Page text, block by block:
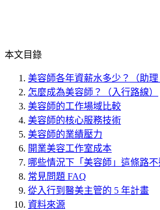
本文目錄
美容師各年資薪水多少？（助
怎麼成為美容師？（入行路線）
美容師的工作場域比較
美容師的核心服務技術
美容師的業績壓力
開業美容工作室成本
哪些情況下「美容師」這條路
常見問題 FAQ
從入行到醫美主管的 5 年計畫
資料來源